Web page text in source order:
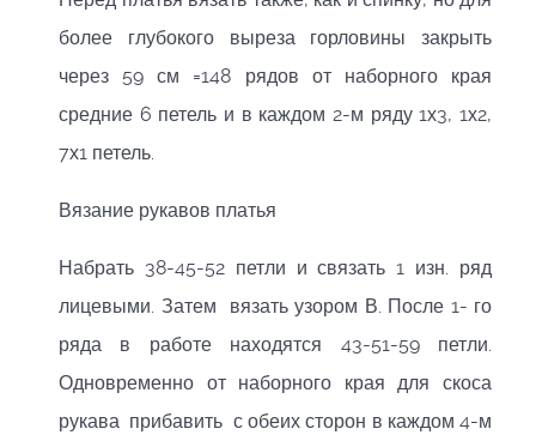
более глубокого выреза горловины закрыть
через 59 см =148 рядов от наборного края
средние 6 петель и в каждом 2-м ряду 1х3, 1х2,
7х1 петель.
Вязание рукавов платья
Набрать 38-45-52 петли и связать 1 изн. ряд
лицевыми. Затем вязать узором В. После 1- го
ряда в работе находятся 43-51-59 петли.
Одновременно от наборного края для скоса
рукава прибавить с обеих сторон в каждом 4-м